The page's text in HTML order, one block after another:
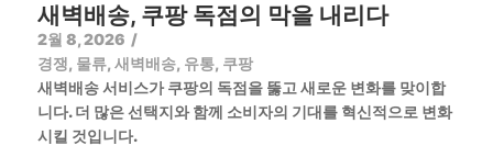
새벽배송, 쿠팡 독점의 막을 내리다
2월 8, 2026 /
경쟁, 물류, 새벽배송, 유통, 쿠팡
새벽배송 서비스가 쿠팡의 독점을 뚫고 새로운 변화를 맞이합
니다. 더 많은 선택지와 함께 소비자의 기대를 혁신적으로 변화
시킬 것입니다.